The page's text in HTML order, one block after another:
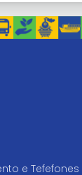
e Tefefones